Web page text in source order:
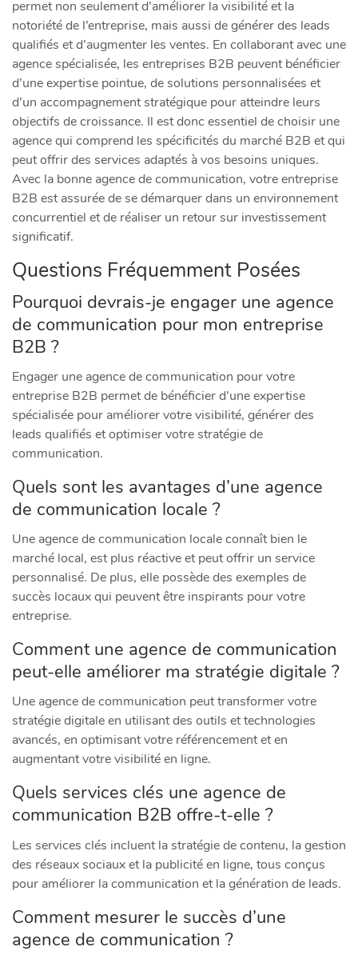
permet non seulement d’améliorer la visibilité et la
notoriété de l’entreprise, mais aussi de générer des leads
qualifiés et d’augmenter les ventes. En collaborant avec une
agence spécialisée, les entreprises B2B peuvent bénéficier
d’une expertise pointue, de solutions personnalisées et
d’un accompagnement stratégique pour atteindre leurs
objectifs de croissance. Il est donc essentiel de choisir une
agence qui comprend les spécificités du marché B2B et qui
peut offrir des services adaptés à vos besoins uniques.
Avec la bonne agence de communication, votre entreprise
B2B est assurée de se démarquer dans un environnement
concurrentiel et de réaliser un retour sur investissement
significatif.
Questions Fréquemment Posées
Pourquoi devrais-je engager une agence
de communication pour mon entreprise
B2B ?
Engager une agence de communication pour votre
entreprise B2B permet de bénéficier d’une expertise
spécialisée pour améliorer votre visibilité, générer des
leads qualifiés et optimiser votre stratégie de
communication.
Quels sont les avantages d’une agence
de communication locale ?
Une agence de communication locale connaît bien le
marché local, est plus réactive et peut offrir un service
personnalisé. De plus, elle possède des exemples de
succès locaux qui peuvent être inspirants pour votre
entreprise.
Comment une agence de communication
peut-elle améliorer ma stratégie digitale ?
Une agence de communication peut transformer votre
stratégie digitale en utilisant des outils et technologies
avancés, en optimisant votre référencement et en
augmentant votre visibilité en ligne.
Quels services clés une agence de
communication B2B offre-t-elle ?
Les services clés incluent la stratégie de contenu, la gestion
des réseaux sociaux et la publicité en ligne, tous conçus
pour améliorer la communication et la génération de leads.
Comment mesurer le succès d’une
agence de communication ?